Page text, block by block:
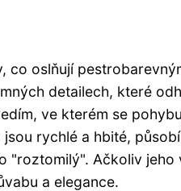
co oslňují
detailech, které
ve kterém se
rychlé a hbité,
"roztomilý". Ačkoliv jeho
a elegance.